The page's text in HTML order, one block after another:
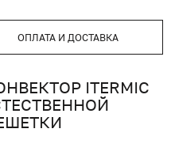
ОПЛАТА И ДОСТАВКА
ITERMIC